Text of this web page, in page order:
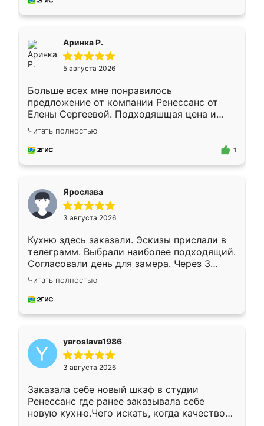
Аринка Р.
5 августа 2026
Больше всех мне понравилось
предложение от компании Ренессанс от
Елены Сергеевой. Подходяшщая цена и
короткие сроки изготовления. Приехавший
для замера сотрудник Владислав
предложил по моему эскизу самый
Читать полностью
1
Ярослава
3 августа 2026
Кухню здесь заказали. Эскизы прислали в
телеграмм. Выбрали наиболее подходящий.
Согласовали день для замера. Через 3
недели кухня была уже готова. Остались
довольны работой. Спасибо Ренессанс
мебель за качественную работу!
Читать полностью
yaroslava1986
3 августа 2026
Заказала себе новый шкаф в студии
Ренессанс где ранее заказывала себе
новую кухню.Чего искать, когда качеством